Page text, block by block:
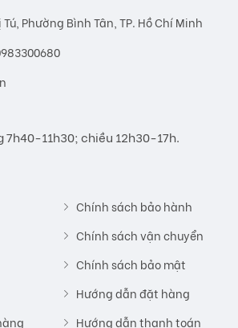
Phường Bình Tân, TP. Hồ Chí Minh
7h40-11h30; chiều 12h30-17h.
Chính sách bảo hành
Chính sách vận chuyển
Chính sách bảo mật
Hướng dẫn đặt hàng
Hướng dẫn thanh toán